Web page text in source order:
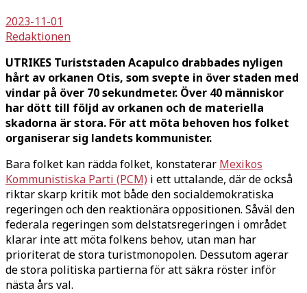
2023-11-01
Redaktionen
UTRIKES Turiststaden Acapulco drabbades nyligen
hårt av orkanen Otis, som svepte in över staden med
vindar på över 70 sekundmeter. Över 40 människor
har dött till följd av orkanen och de materiella
skadorna är stora. För att möta behoven hos folket
organiserar sig landets kommunister.
Bara folket kan rädda folket, konstaterar Mexikos
Kommunistiska Parti (PCM) i ett uttalande, där de också
riktar skarp kritik mot både den socialdemokratiska
regeringen och den reaktionära oppositionen. Såväl den
federala regeringen som delstatsregeringen i området
klarar inte att möta folkens behov, utan man har
prioriterat de stora turistmonopolen. Dessutom agerar
de stora politiska partierna för att säkra röster inför
nästa års val.